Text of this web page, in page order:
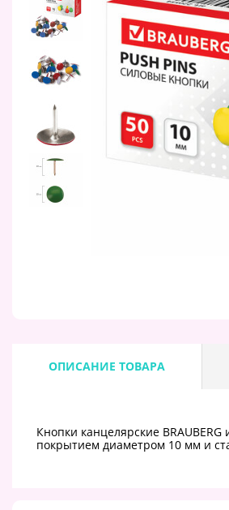
ОПИСАНИЕ ТОВАРА
Кнопки канцелярские
покрытием диаметром 10 мм и